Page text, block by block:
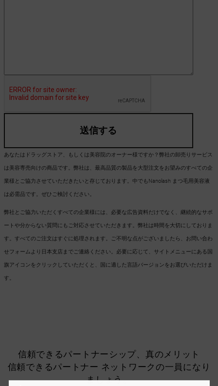
送信する
あなたはドラッグストア、もしくは美容院のオーナー様ですか？弊社の卸売りサービス
は美容専売向けの商品です。弊社は、最高品質の製品を大型注文をお望みのすべての企
業様とご協力させていただきたいと存じております。中でもNanolash まつ毛用美容液
は必需品です。ぜひご検討ください。
弊社とご協力いただくすべての企業様には、必要な広告資料だけでなく、継続的なサポ
ートや分からない質問にもご対応させていただきます。弊社は時間を大切にしておりま
す。すべてのご注文はすぐに処理されます。ご不明な点がございましたら、お問い合わ
せフォームより日本支店までご連絡ください。必要に応じて、サイトメニューにある国
旗アイコンをクリックしていただくと、国に適した言語バージョンをお選びいただけま
す。
信頼できるパートナーシップ、真のメリット
信頼できるパートナー ネットワークの一員になり
ましょう。